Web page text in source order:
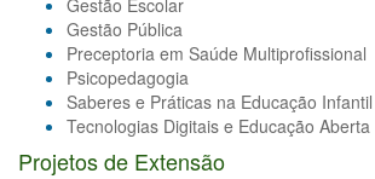
Gestão Escolar
Gestão Pública
Preceptoria em Saúde Multiprofissional
Psicopedagogia
Saberes e Práticas na Educação Infantil
Tecnologias Digitais e Educação Aberta
Projetos de Extensão